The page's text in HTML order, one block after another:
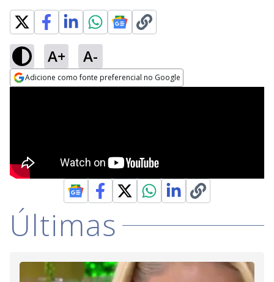
A+ A-
Adicione como fonte preferencial no Google
Últimas